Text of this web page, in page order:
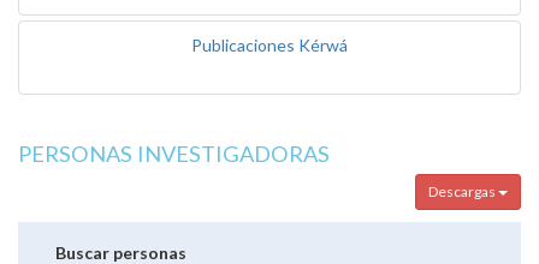
Publicaciones Kérwá
PERSONAS INVESTIGADORAS
Descargas
Buscar personas